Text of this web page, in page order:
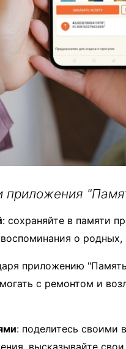
приложения
: сохраняйте в памяти
о родных,
приложению
с ремонтом и
: поделитесь своими
высказывайте